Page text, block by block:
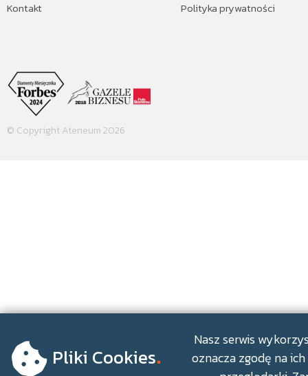
Kontakt
Polityka prywatności
© Copyright Ateneum 2026
Pliki Cookies.
Nasz serwis
oznacza zgodę na